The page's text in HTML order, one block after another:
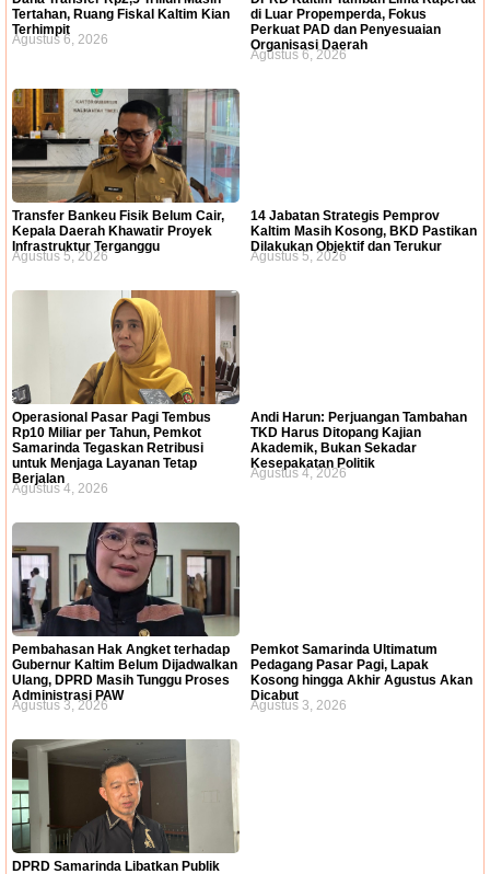
Tertahan, Ruang Fiskal Kaltim Kian
Terhimpit
Agustus 6, 2026
di Luar Propemperda, Fokus
Perkuat PAD dan Penyesuaian
Organisasi Daerah
Agustus 6, 2026
Transfer Bankeu Fisik Belum Cair,
Kepala Daerah Khawatir Proyek
Infrastruktur Terganggu
Agustus 5, 2026
14 Jabatan Strategis Pemprov
Kaltim Masih Kosong, BKD Pastikan
Dilakukan Objektif dan Terukur
Agustus 5, 2026
Operasional Pasar Pagi Tembus
Rp10 Miliar per Tahun, Pemkot
Samarinda Tegaskan Retribusi
untuk Menjaga Layanan Tetap
Berjalan
Agustus 4, 2026
Andi Harun: Perjuangan Tambahan
TKD Harus Ditopang Kajian
Akademik, Bukan Sekadar
Kesepakatan Politik
Agustus 4, 2026
Pembahasan Hak Angket terhadap
Gubernur Kaltim Belum Dijadwalkan
Ulang, DPRD Masih Tunggu Proses
Administrasi PAW
Agustus 3, 2026
Pemkot Samarinda Ultimatum
Pedagang Pasar Pagi, Lapak
Kosong hingga Akhir Agustus Akan
Dicabut
Agustus 3, 2026
DPRD Samarinda Libatkan Publik